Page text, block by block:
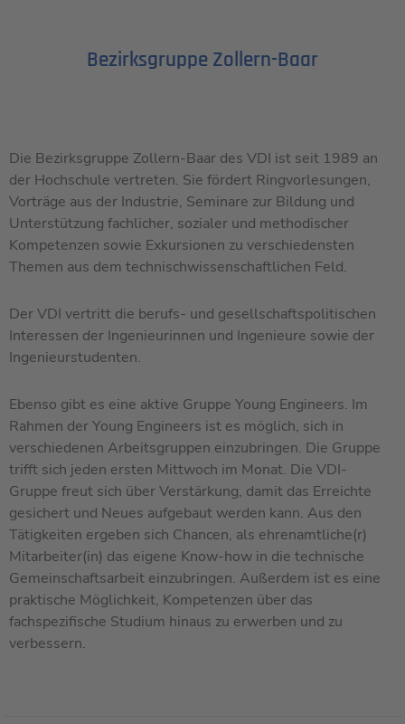
Bezirksgruppe Zollern-Baar
Die Bezirksgruppe Zollern-Baar des VDI ist seit 1989 an
der Hochschule vertreten. Sie fördert Ringvorlesungen,
Vorträge aus der Industrie, Seminare zur Bildung und
Unterstützung fachlicher, sozialer und methodischer
Kompetenzen sowie Exkursionen zu verschiedensten
Themen aus dem technischwissenschaftlichen Feld.
Der VDI vertritt die berufs- und gesellschaftspolitischen
Interessen der Ingenieurinnen und Ingenieure sowie der
Ingenieurstudenten.
Ebenso gibt es eine aktive Gruppe Young Engineers. Im
Rahmen der Young Engineers ist es möglich, sich in
verschiedenen Arbeitsgruppen einzubringen. Die Gruppe
trifft sich jeden ersten Mittwoch im Monat. Die VDI-
Gruppe freut sich über Verstärkung, damit das Erreichte
gesichert und Neues aufgebaut werden kann. Aus den
Tätigkeiten ergeben sich Chancen, als ehrenamtliche(r)
Mitarbeiter(in) das eigene Know-how in die technische
Gemeinschaftsarbeit einzubringen. Außerdem ist es eine
praktische Möglichkeit, Kompetenzen über das
fachspezifische Studium hinaus zu erwerben und zu
verbessern.